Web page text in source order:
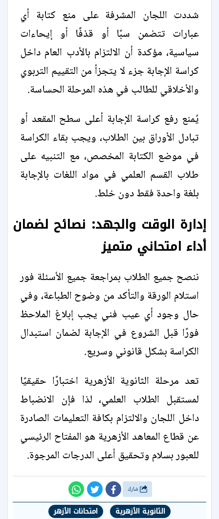
شددت اللجان المشرفة على منع كتابة أي
عبارات تتضمن سبًا أو قذفًا أو إيحاءات
سياسية، مؤكدة أن الالتزام بالأدب العام داخل
كراسة الإجابة جزء لا يتجزأ من التقييم التربوي
والأخلاقي للطالب في هذه المرحلة الحساسة.
يُمنع رفع كراسة الإجابة أعلى سطح المقعد أو
تبادل الأوراق بين الطلاب، ويجب بقاء الكراسة
في موضع الكتابة المخصص، مع التنبيه على
طلاب القسم العلمي في مواد اللغات بالإجابة
بلغة واحدة فقط دون خلط.
إدارة الوقت والجهد: نصائح لضمان
أداء امتحاني متميز
ننصح جميع الطلاب بمراجعة جميع الأسئلة فور
استلام الورقة والتأكد من وضوح الطباعة، وفي
حال وجود أي عيب فني يجب إبلاغ الملاحظ
فورًا قبل الشروع في الإجابة لضمان استبدال
الكراسة بشكل قانوني وسريع.
تعد مرحلة الثانوية الأزهرية اختبارًا حقيقيًا
لمستقبل الطلاب العلمي، لذا فإن الانضباط
داخل اللجان والالتزام بكافة التعليمات الصادرة
عن قطاع المعاهد الأزهرية هو المفتاح الرئيسي
للعبور بسلام وتحقيق أعلى الدرجات المرجوة.
الثانوية الأزهرية
امتحانات الأزهر